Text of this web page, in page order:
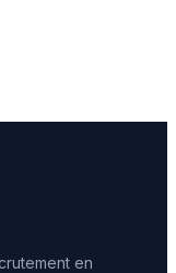
en